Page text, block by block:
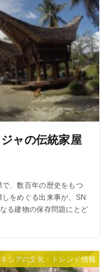
ャの伝統家屋
、数百年の歴史をもつ
をめぐる出来事が、SN
る建物の保存問題にとど
シアの文化・トレンド情報